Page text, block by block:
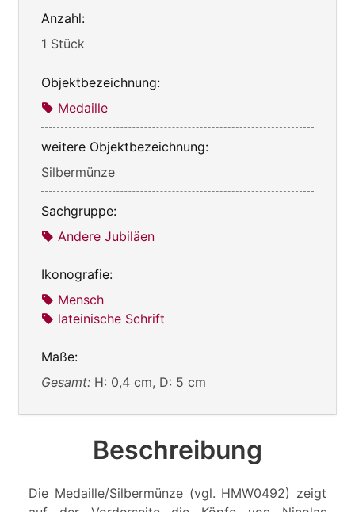
Anzahl:
1 Stück
Objektbezeichnung:
Medaille
weitere Objektbezeichnung:
Silbermünze
Sachgruppe:
Andere Jubiläen
Ikonografie:
Mensch
lateinische Schrift
Maße:
Gesamt: H: 0,4 cm, D: 5 cm
Beschreibung
Die Medaille/Silbermünze (vgl. HMW0492) zeigt